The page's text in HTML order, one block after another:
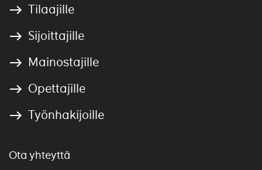
Tilaajille
Sijoittajille
Mainostajille
Opettajille
Työnhakijoille
Ota yhteyttä